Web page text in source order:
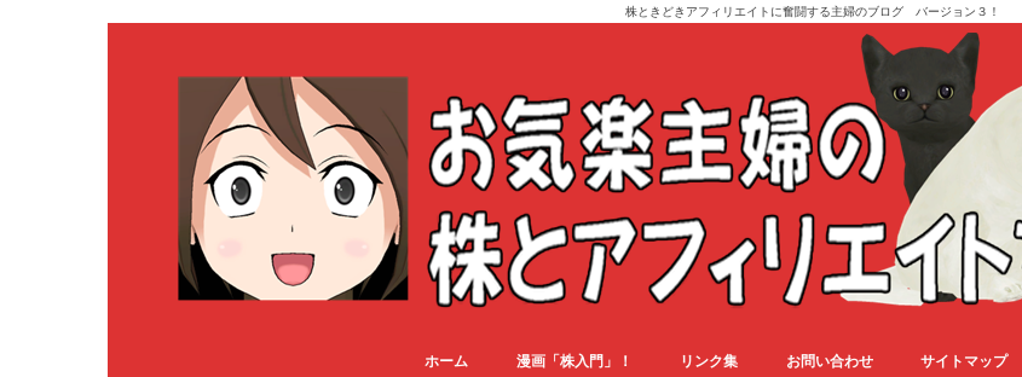
株ときどきアフィリエイトに奮闘する主婦のブログ バージョン３！
ホーム 漫画「株入門」！ リンク集 お問い合わせ サイトマップ